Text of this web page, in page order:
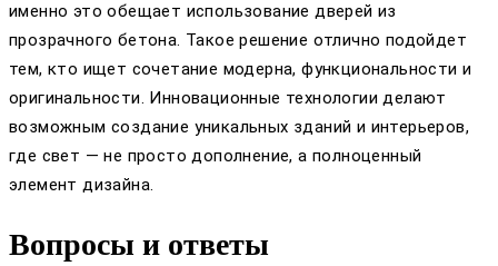
именно это обещает использование дверей из
прозрачного бетона. Такое решение отлично подойдет
тем, кто ищет сочетание модерна, функциональности и
оригинальности. Инновационные технологии делают
возможным создание уникальных зданий и интерьеров,
где свет — не просто дополнение, а полноценный
элемент дизайна.
Вопросы и ответы